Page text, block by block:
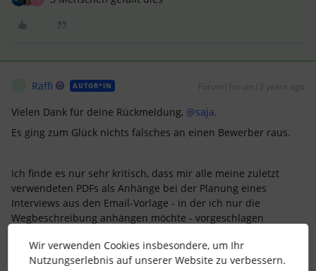
Raffi AUTOR*IN Forum|Forum|3 years ago
Vielen Dank für deine Rückmeldung, @saja.
Es ging zum Glück nichts falsches an einen Bewerber raus.
Ich finde es nur sehr kritisch, dass mir alle meine zuletzt
verwendeten PDFs als Anhänge bei der Planung eines
Interviews aus den Email-Vorlage - in der ich nur die
Wegbeschreibung anhängen möchte - vorgeschlagen
Da ist die Wahrscheinlichkeit sehr hoch, dass man mal
schnell etwas falsches anklickt.
Wir verwenden Cookies insbesondere, um Ihr
Nutzungserlebnis auf unserer Website zu verbessern.